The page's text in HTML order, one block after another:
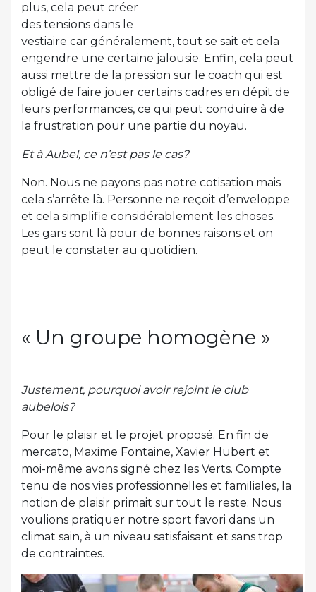
plus, cela peut créer
des tensions dans le
vestiaire car généralement, tout se sait et cela
engendre une certaine jalousie. Enfin, cela peut
aussi mettre de la pression sur le coach qui est
obligé de faire jouer certains cadres en dépit de
leurs performances, ce qui peut conduire à de
la frustration pour une partie du noyau.
Et à Aubel, ce n’est pas le cas?
Non. Nous ne payons pas notre cotisation mais
cela s’arrête là. Personne ne reçoit d’enveloppe
et cela simplifie considérablement les choses.
Les gars sont là pour de bonnes raisons et on
peut le constater au quotidien.
« Un groupe homogène »
Justement, pourquoi avoir rejoint le club
aubelois?
Pour le plaisir et le projet proposé. En fin de
mercato, Maxime Fontaine, Xavier Hubert et
moi-même avons signé chez les Verts. Compte
tenu de nos vies professionnelles et familiales, la
notion de plaisir primait sur tout le reste. Nous
voulions pratiquer notre sport favori dans un
climat sain, à un niveau satisfaisant et sans trop
de contraintes.